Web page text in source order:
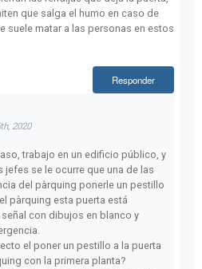
que salga el humo en caso de
suele matar a las personas en estos
Responder
2020
trabajo en un edificio público, y
jefes se le ocurre que una de las
del pàrquing ponerle un pestillo
pàrquing esta puerta está
con dibujos en blanco y
el poner un pestillo a la puerta
con la primera planta?